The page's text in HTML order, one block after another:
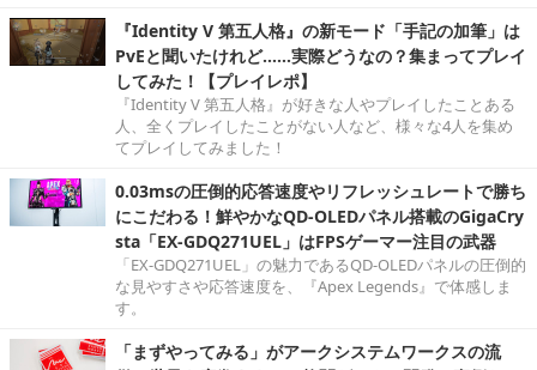
『Identity V 第五人格』の新モード「手記の加筆」は
PvEと聞いたけれど……実際どうなの？集まってプレイ
してみた！【プレイレポ】
『Identity V 第五人格』が好きな人やプレイしたことある
人、全くプレイしたことがない人など、様々な4人を集め
てプレイしてみました！
0.03msの圧倒的応答速度やリフレッシュレートで勝ち
にこだわる！鮮やかなQD-OLEDパネル搭載のGigaCry
sta「EX-GDQ271UEL」はFPSゲーマー注目の武器
「EX-GDQ271UEL」の魅力であるQD-OLEDパネルの圧倒的
な見やすさや応答速度を、『Apex Legends』で体感しま
す。
「まずやってみる」がアークシステムワークスの流